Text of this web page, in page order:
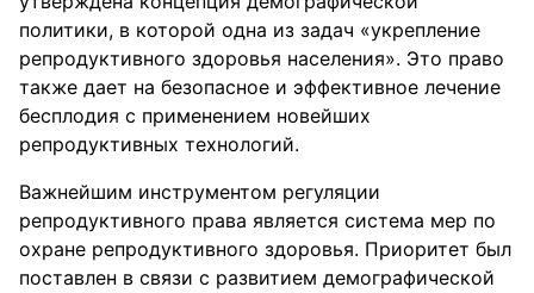
политики, в которой одна из задач «укрепление
репродуктивного здоровья населения». Это право
также дает на безопасное и эффективное лечение
бесплодия с применением новейших
репродуктивных технологий.
Важнейшим инструментом регуляции
репродуктивного права является система мер по
охране репродуктивного здоровья. Приоритет был
поставлен в связи с развитием демографической